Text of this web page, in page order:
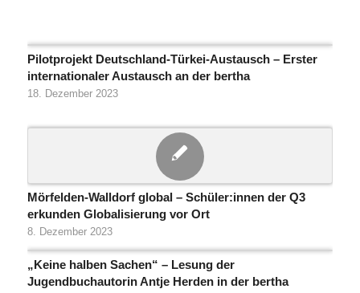
Pilotprojekt Deutschland-Türkei-Austausch – Erster
internationaler Austausch an der bertha
18. Dezember 2023
Mörfelden-Walldorf global – Schüler:innen der Q3
erkunden Globalisierung vor Ort
8. Dezember 2023
„Keine halben Sachen“ – Lesung der
Jugendbuchautorin Antje Herden in der bertha